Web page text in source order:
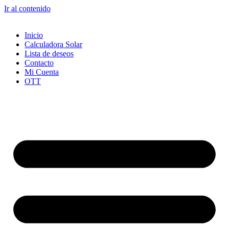
Ir al contenido
Inicio
Calculadora Solar
Lista de deseos
Contacto
Mi Cuenta
OTT